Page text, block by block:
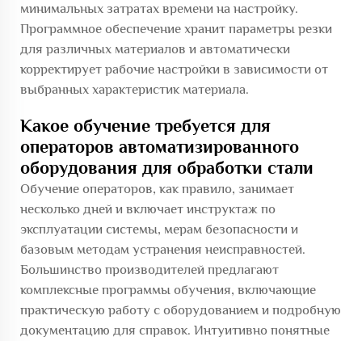
минимальных затратах времени на настройку.
Программное обеспечение хранит параметры резки
для различных материалов и автоматически
корректирует рабочие настройки в зависимости от
выбранных характеристик материала.
Какое обучение требуется для
операторов автоматизированного
оборудования для обработки стали
Обучение операторов, как правило, занимает
несколько дней и включает инструктаж по
эксплуатации системы, мерам безопасности и
базовым методам устранения неисправностей.
Большинство производителей предлагают
комплексные программы обучения, включающие
практическую работу с оборудованием и подробную
документацию для справок. Интуитивно понятные